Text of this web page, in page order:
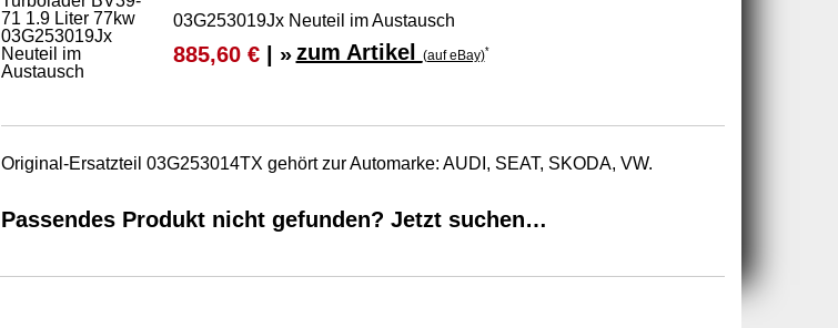
03G253019Jx Neuteil im Austausch
885,60 €| » zum Artikel (auf eBay)*
Original-Ersatzteil 03G253014TX gehört zur Automarke: AUDI, SEAT, SKODA, VW.
Passendes Produkt nicht gefunden? Jetzt suchen…